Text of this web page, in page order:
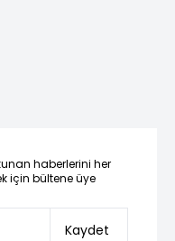
haberlerini her
için bültene üye
Kaydet